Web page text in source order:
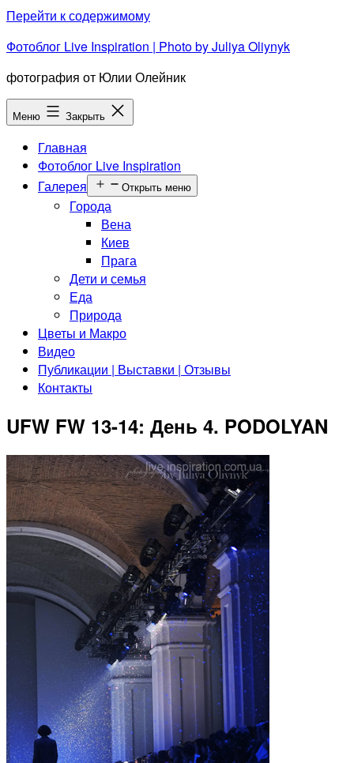
Перейти к содержимому
Фотоблог Live Inspiration | Photo by Juliya Oliynyk
фотография от Юлии Олейник
Меню Закрыть
Главная
Фотоблог Live Inspiration
Галерея
Открыть меню
Города
Вена
Киев
Прага
Дети и семья
Еда
Природа
Цветы и Макро
Видео
Публикации | Выставки | Отзывы
Контакты
UFW FW 13-14: День 4. PODOLYAN